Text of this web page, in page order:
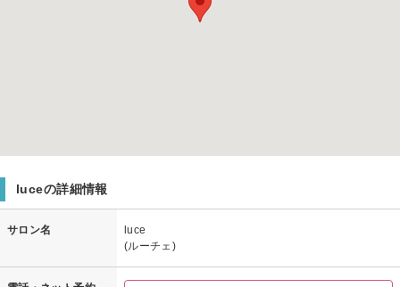
luceの詳細情報
サロン名
luce
(ルーチェ)